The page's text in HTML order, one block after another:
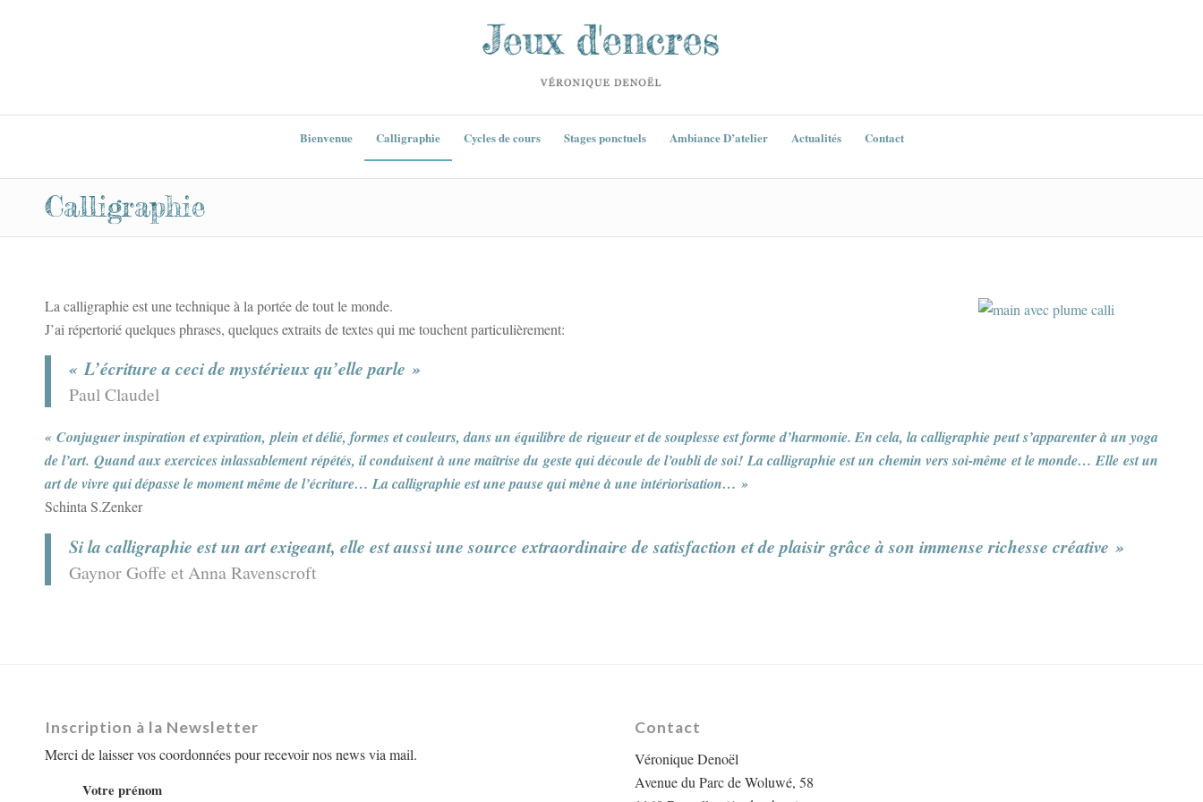
Bienvenue Calligraphie Cycles de cours Stages ponctuels Ambiance D’atelier Actualités Contact
Calligraphie
La calligraphie est une technique à la portée de tout le monde.
J’ai répertorié quelques phrases, quelques extraits de textes qui me touchent particulièrement:
« L’écriture a ceci de mystérieux qu’elle parle »
Paul Claudel
« Conjuguer inspiration et expiration, plein et délié, formes et couleurs, dans un équilibre de rigueur et de souplesse est forme d’harmonie. En cela, la calligraphie peut s’apparenter à un yoga
de l’art. Quand aux exercices inlassablement répétés, il conduisent à une maîtrise du geste qui découle de l’oubli de soi! La calligraphie est un chemin vers soi-même et le monde… Elle est un
art de vivre qui dépasse le moment même de l’écriture… La calligraphie est une pause qui mène à une intériorisation… »
Schinta S.Zenker
Si la calligraphie est un art exigeant, elle est aussi une source extraordinaire de satisfaction et de plaisir grâce à son immense richesse créative »
Gaynor Goffe et Anna Ravenscroft
Inscription à la Newsletter
Merci de laisser vos coordonnées pour recevoir nos news via mail.
Votre prénom
Contact
Véronique Denoël
Avenue du Parc de Woluwé, 58